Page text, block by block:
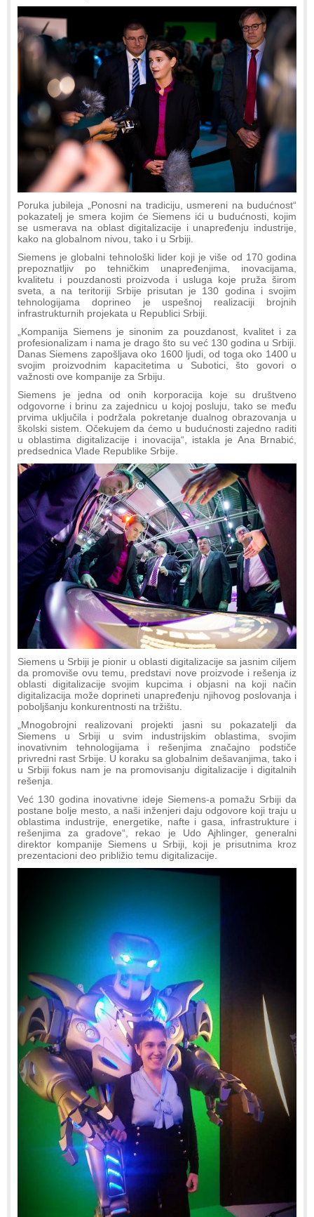
Poruka jubileja „Ponosni na tradiciju, usmereni na budućnost“
pokazatelj je smera kojim će Siemens ići u budućnosti, kojim
se usmerava na oblast digitalizacije i unapređenju industrije,
kako na globalnom nivou, tako i u Srbiji.
Siemens je globalni tehnološki lider koji je više od 170 godina
prepoznatljiv po tehničkim unapređenjima, inovacijama,
kvalitetu i pouzdanosti proizvoda i usluga koje pruža širom
sveta, a na teritoriji Srbije prisutan je 130 godina i svojim
tehnologijama doprineo je uspešnoj realizaciji brojnih
infrastrukturnih projekata u Republici Srbiji.
„Kompanija Siemens je sinonim za pouzdanost, kvalitet i za
profesionalizam i nama je drago što su već 130 godina u Srbiji.
Danas Siemens zapošljava oko 1600 ljudi, od toga oko 1400 u
svojim proizvodnim kapacitetima u Subotici, što govori o
važnosti ove kompanije za Srbiju.
Siemens je jedna od onih korporacija koje su društveno
odgovorne i brinu za zajednicu u kojoj posluju, tako se među
prvima uključila i podržala pokretanje dualnog obrazovanja u
školski sistem. Očekujem da ćemo u budućnosti zajedno raditi
u oblastima digitalizacije i inovacija“, istakla je Ana Brnabić,
predsednica Vlade Republike Srbije.
Siemens u Srbiji je pionir u oblasti digitalizacije sa jasnim ciljem
da promoviše ovu temu, predstavi nove proizvode i rešenja iz
oblasti digitalizacije svojim kupcima i objasni na koji način
digitalizacija može doprineti unapređenju njihovog poslovanja i
poboljšanju konkurentnosti na tržištu.
„Mnogobrojni realizovani projekti jasni su pokazatelji da
Siemens u Srbiji u svim industrijskim oblastima, svojim
inovativnim tehnologijama i rešenjima značajno podstiče
privredni rast Srbije. U koraku sa globalnim dešavanjima, tako i
u Srbiji fokus nam je na promovisanju digitalizacije i digitalnih
rešenja.
Već 130 godina inovativne ideje Siemens-a pomažu Srbiji da
postane bolje mesto, a naši inženjeri daju odgovore koji traju u
oblastima industrije, energetike, nafte i gasa, infrastrukture i
rešenjima za gradove“, rekao je Udo Ajhlinger, generalni
direktor kompanije Siemens u Srbiji, koji je prisutnima kroz
prezentacioni deo približio temu digitalizacije.